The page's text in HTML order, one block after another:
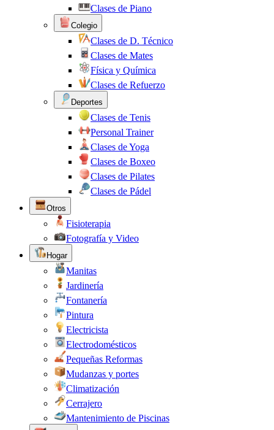
Clases de Piano
Colegio
Clases de D. Técnico
Clases de Mates
Física y Química
Clases de Refuerzo
Deportes
Clases de Tenis
Personal Trainer
Clases de Yoga
Clases de Boxeo
Clases de Pilates
Clases de Pádel
Otros
Fisioterapia
Fotografía y Video
Hogar
Manitas
Jardinería
Fontanería
Pintura
Electricista
Electrodomésticos
Pequeñas Reformas
Mudanzas y portes
Climatización
Cerrajero
Mantenimiento de Piscinas